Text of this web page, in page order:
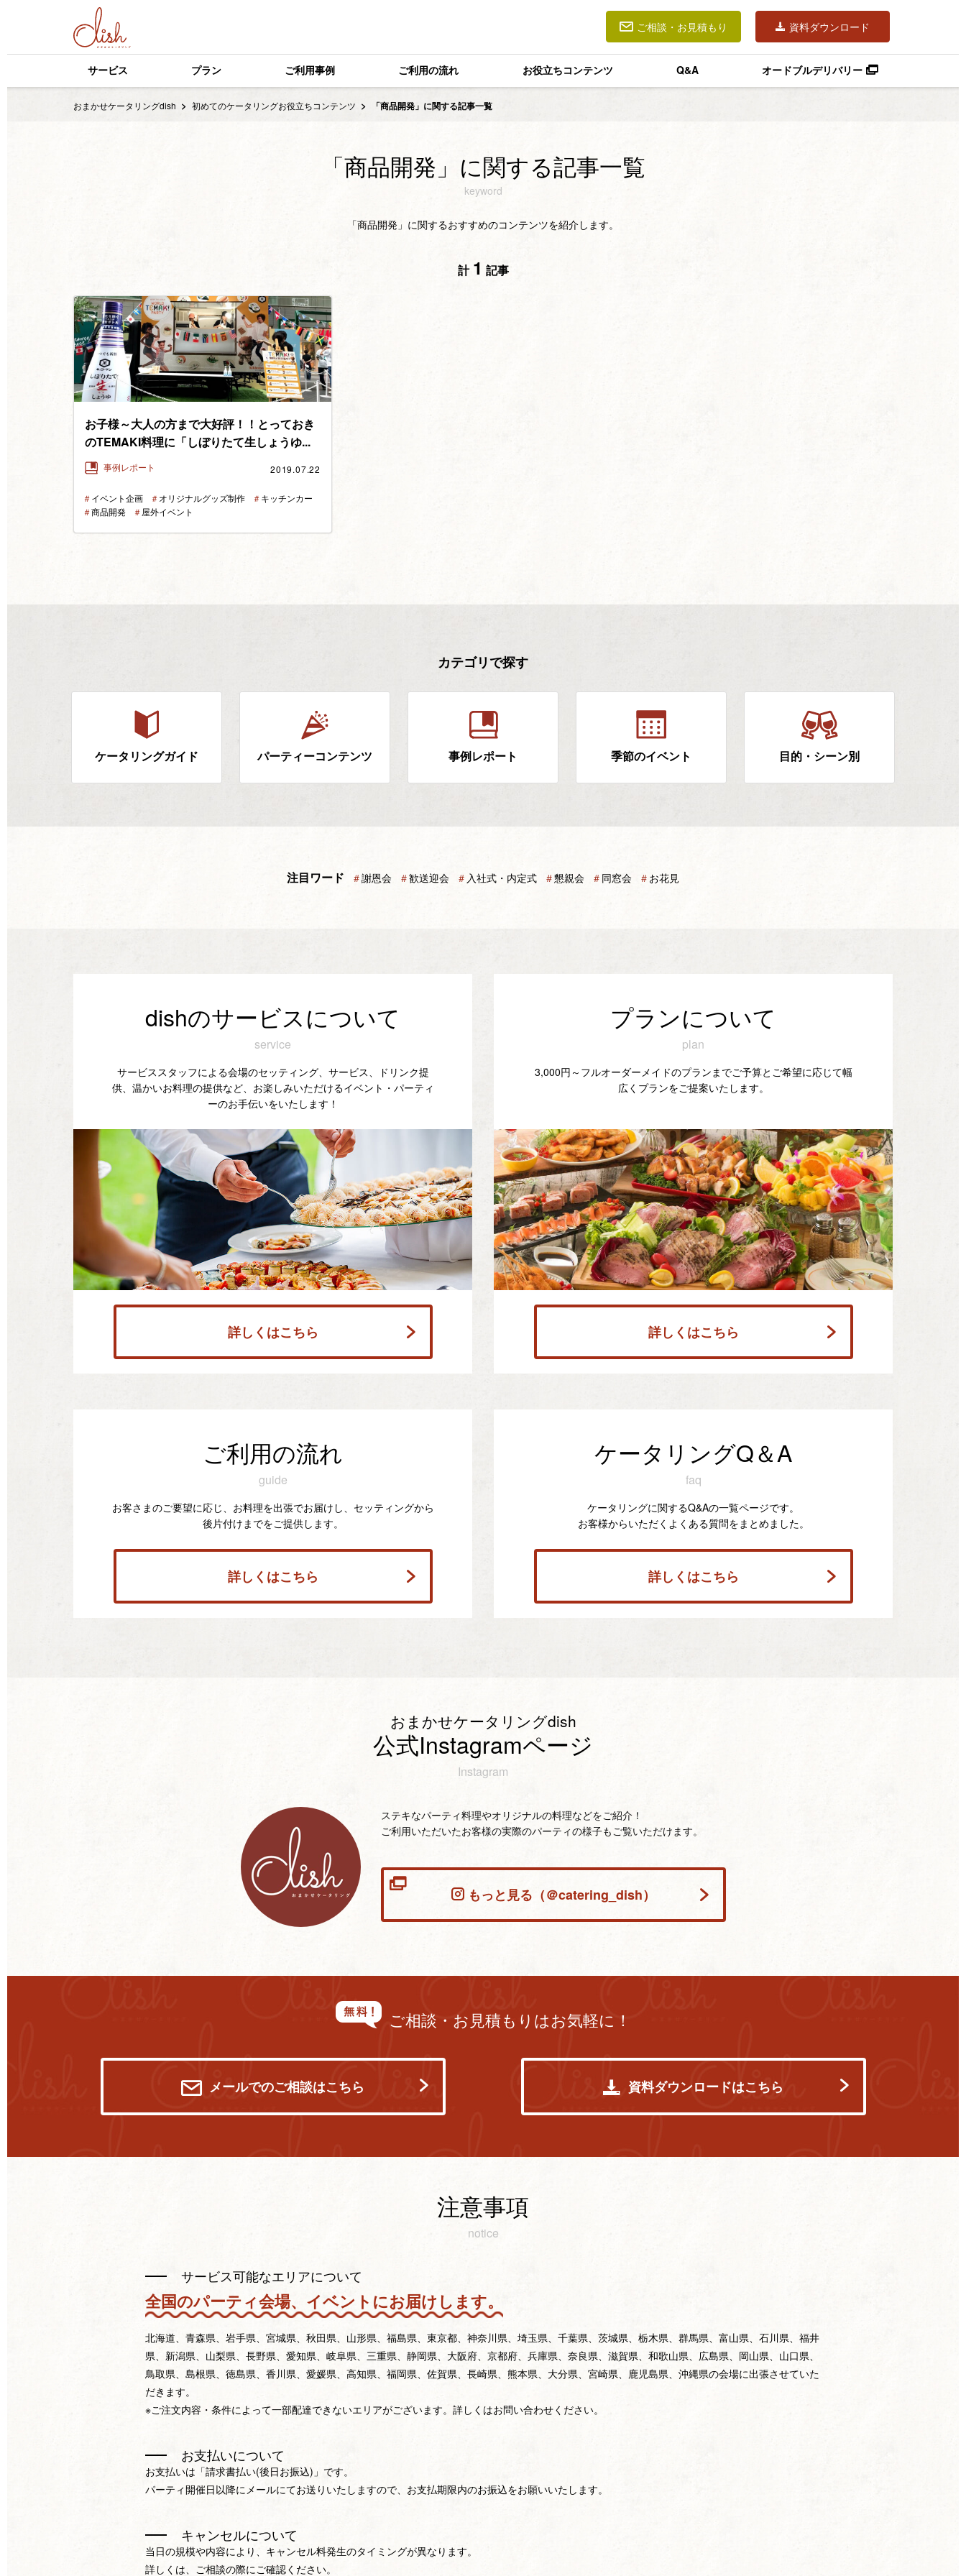
ご相談・お見積もり 資料ダウンロード
サービス プラン ご利用事例 ご利用の流れ お役立ちコンテンツ Q&A オードブルデリバリー
おまかせケータリングdish 初めてのケータリングお役立ちコンテンツ 「商品開発」に関する記事一覧
「商品開発」に関する記事一覧
keyword
「商品開発」に関するおすすめのコンテンツを紹介します。
計 1 記事
お子様～大人の方まで大好評！！とっておき
のTEMAKI料理に「しぼりたて生しょうゆ...
事例レポート 2019.07.22
＃イベント企画 ＃オリジナルグッズ制作 ＃キッチンカー
＃商品開発 ＃屋外イベント
カテゴリで探す
ケータリングガイド パーティーコンテンツ 事例レポート 季節のイベント 目的・シーン別
注目ワード ＃謝恩会 ＃歓送迎会 ＃ 入社式・内定式 ＃懇親会 ＃ 同窓会 ＃ お花見
dishのサービスについて
service
サービススタッフによる会場のセッティング、サービス、ドリンク提
供、温かいお料理の提供など、お楽しみいただけるイベント・パーティ
ーのお手伝いをいたします！
詳しくはこちら
プランについて
plan
3,000円～フルオーダーメイドのプランまでご予算とご希望に応じて幅
広くプランをご提案いたします。
詳しくはこちら
ご利用の流れ
guide
お客さまのご要望に応じ、お料理を出張でお届けし、セッティングから
後片付けまでをご提供します。
詳しくはこちら
ケータリングQ＆A
faq
ケータリングに関するQ&Aの一覧ページです。
お客様からいただくよくある質問をまとめました。
詳しくはこちら
おまかせケータリングdish
公式Instagramページ
Instagram
ステキなパーティ料理やオリジナルの料理などをご紹介！
ご利用いただいたお客様の実際のパーティの様子もご覧いただけます。
もっと見る（＠catering_dish）
ご相談・お見積もりはお気軽に！
メールでのご相談はこちら 資料ダウンロードはこちら
注意事項
notice
サービス可能なエリアについて
全国のパーティ会場、イベントにお届けします。
北海道、青森県、岩手県、宮城県、秋田県、山形県、福島県、東京都、神奈川県、埼玉県、千葉県、茨城県、栃木県、群馬県、富山県、石川県、福井
県、新潟県、山梨県、長野県、愛知県、岐阜県、三重県、静岡県、大阪府、京都府、兵庫県、奈良県、滋賀県、和歌山県、広島県、岡山県、山口県、
鳥取県、島根県、徳島県、香川県、愛媛県、高知県、福岡県、佐賀県、長崎県、熊本県、大分県、宮崎県、鹿児島県、沖縄県の会場に出張させていた
だきます。
※ご注文内容・条件によって一部配達できないエリアがございます。詳しくはお問い合わせください。
お支払いについて
お支払いは「請求書払い(後日お振込)」です。
パーティ開催日以降にメールにてお送りいたしますので、お支払期限内のお振込をお願いいたします。
キャンセルについて
当日の規模や内容により、キャンセル料発生のタイミングが異なります。
詳しくは、ご相談の際にご確認ください。